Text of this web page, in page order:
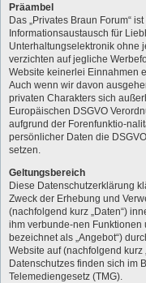
Präambel
Das „Privates Braun Forum“
Informationsaustausch für
Unterhaltungselektronik ohne
verzichten auf jegliche
Website keinerlei Einnahmen
Auch wenn wir davon
privaten Charakters sich
Europäischen DSGVO
aufgrund der Forenfunktio-
persönlicher Daten die
setzen.
Geltungsbereich
Diese Datenschutzerklärung
Zweck der Erhebung und
(nachfolgend kurz „Daten“)
ihm verbunde-nen
bezeichnet als „Angebot“)
Website auf (nachfolgend
Datenschutzes finden sich im
Telemediengesetz (TMG).